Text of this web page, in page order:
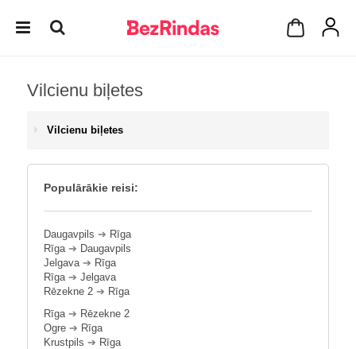
Vilcienu biļetes
Vilcienu biļetes
Populārākie reisi:
Daugavpils ➔ Rīga
Rīga➔ Daugavpils
Jelgava➔ Rīga
Rīga➔ Jelgava
Rēzekne 2 ➔ Rīga
Rīga➔ Rēzekne 2
Ogre ➔ Rīga
Krustpils ➔ Rīga